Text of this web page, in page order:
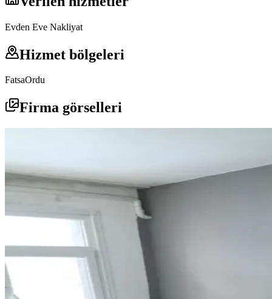
Evden Eve Nakliyat
Hizmet bölgeleri
FatsaOrdu
Firma görselleri